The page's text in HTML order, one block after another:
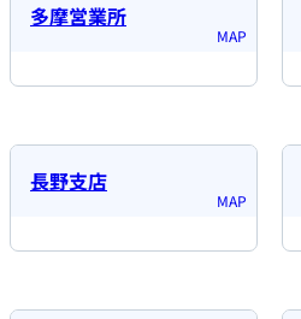
多摩営業所
長野支店